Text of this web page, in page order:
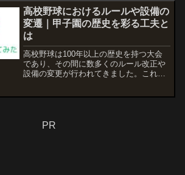
を考える時間を持っていることを示して
います。本記事では、甲...
高校野球におけるルールや設備の
変遷｜甲子園の歴史を彩る工夫と
は
高校野球は100年以上の歴史を持つ大会
であり、その間に数多くのルール改正や
設備の変更が行われてきました。これら
PR